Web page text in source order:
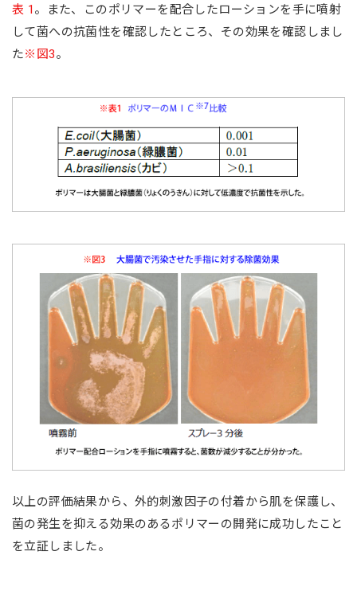
表 1。また、このポリマーを配合したローションを手に噴射
して菌への抗菌性を確認したところ、その効果を確認しまし
た※図3。
以上の評価結果から、外的刺激因子の付着から肌を保護し、
菌の発生を抑える効果のあるポリマーの開発に成功したこと
を立証しました。